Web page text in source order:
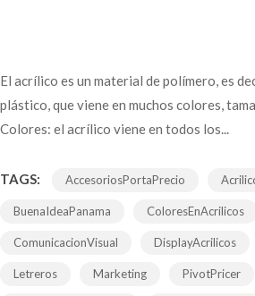
El acrílico es un material de polímero, es
plástico, que viene en muchos colores,
Colores: el acrílico viene en todos los...
TAGS: AccesoriosPortaPrecio
BuenaIdeaPanama ColoresEnAcrilicos
ComunicacionVisual DisplayAcrilicos
Letreros Marketing PivotPricer